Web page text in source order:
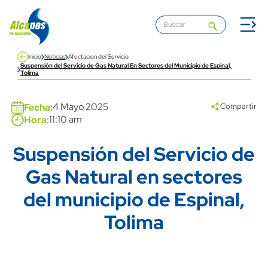
Pasar al contenido principal
Inicio Noticias Afectacion del Servicio
Suspensión del Servicio de Gas Natural En Sectores del Municipio de Espinal,
Tolima
Fecha:4 Mayo 2025
Hora:11:10 am
Compartir
Title
Suspensión del Servicio de
Gas Natural en sectores
del municipio de Espinal,
Tolima